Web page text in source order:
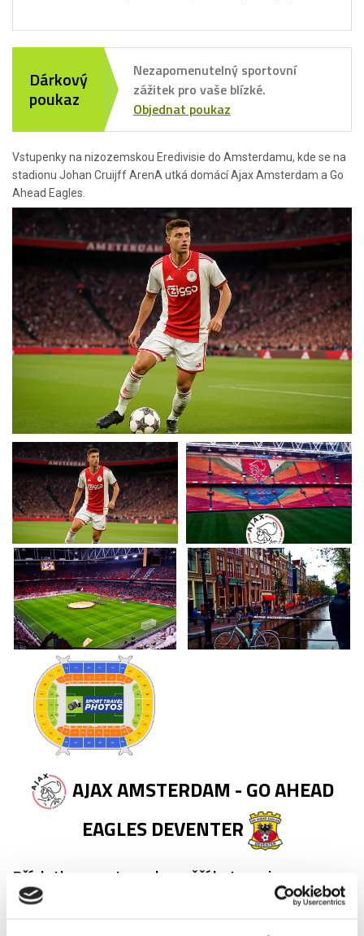
Vstupenky na nizozemskou Eredivisie do Amsterdamu, kde se na
stadionu Johan Cruijff ArenA utká domácí Ajax Amsterdam a Go
Ahead Eagles.
AJAX AMSTERDAM - GO AHEAD
EAGLES DEVENTER
Příplatky za vstupenky vyšší kategorie
Dárkový
poukaz
Nezapomenutelný sportovní
zážitek pro vaše blízké.
Objednat poukaz